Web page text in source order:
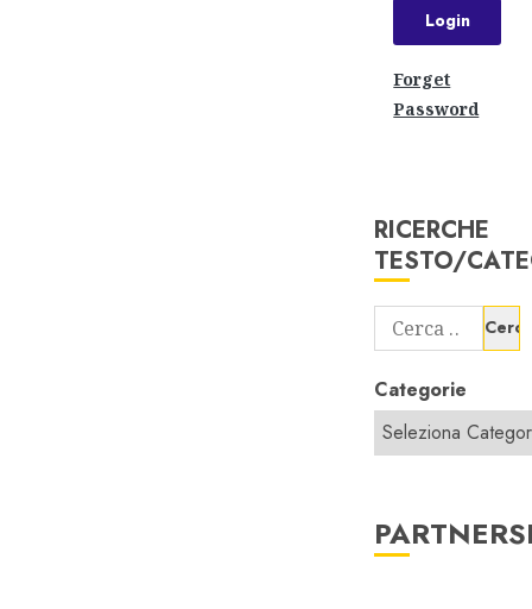
Forget
Password
RICERCHE
TESTO/
Ricerca
per:
Categorie